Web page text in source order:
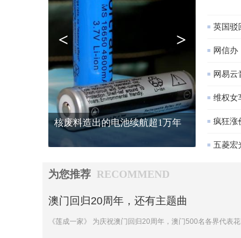
核废料造出的电池续航超1万年
< >
英国驳
网信办
网易云
维权女
疯狂涨
五菱宏
为您推荐 RECOMMEND
澳门回归20周年，还有主题曲
《莲成一家》 为庆祝澳门回归20周年，澳门500名各界代表